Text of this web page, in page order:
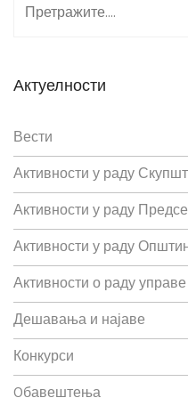
Актуелности
Вести
Активности у раду
Активности у раду
Активности у раду
Активности о раду управе
Дешавања и најаве
Конкурси
Oбавештења